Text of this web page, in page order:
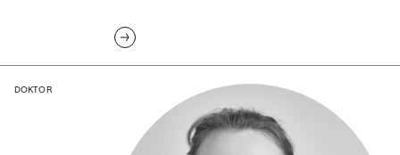
dr Julia Skrzynecka
DOKTOR